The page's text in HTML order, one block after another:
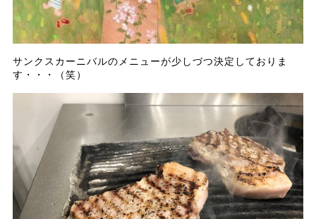
サンクスカーニバルのメニューが少しづつ決定しておりま
す・・・（笑）